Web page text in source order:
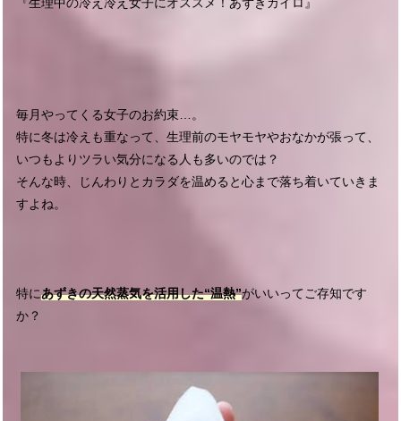
毎月やってくる女子のお約束…。
特に冬は冷えも重なって、生理前のモヤモヤやおなかが張って、
いつもよりツラい気分になる人も多いのでは？
そんな時、じんわりとカラダを温めると心まで落ち着いていきま
すよね。
特にあずきの天然蒸気を活用した“温熱”がいいってご存知です
か？